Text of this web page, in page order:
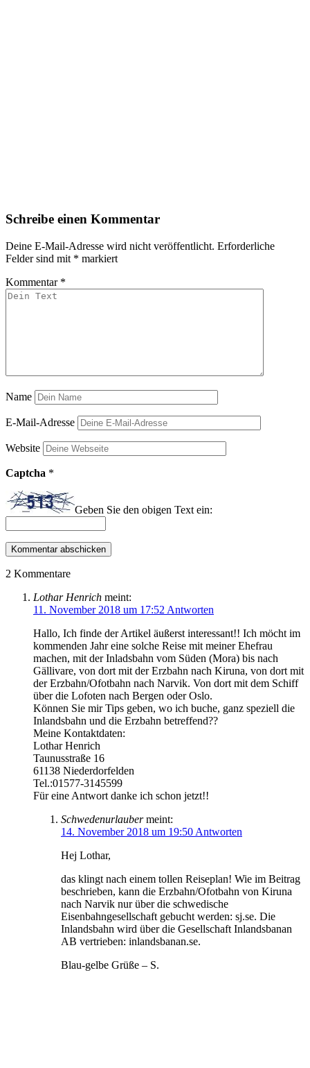
Schreibe einen Kommentar
Deine E-Mail-Adresse wird nicht veröffentlicht. Erforderliche
Felder sind mit * markiert
Kommentar *
Name
E-Mail-Adresse
Website
Captcha *
Geben Sie den obigen Text ein:
2 Kommentare
Lothar Henrich meint:
11. November 2018 um 17:52Antworten
Hallo, Ich finde der Artikel äußerst interessant!! Ich möcht im
kommenden Jahr eine solche Reise mit meiner Ehefrau
machen, mit der Inladsbahn vom Süden (Mora) bis nach
Gällivare, von dort mit der Erzbahn nach Kiruna, von dort mit
der Erzbahn/Ofotbahn nach Narvik. Von dort mit dem Schiff
über die Lofoten nach Bergen oder Oslo.
Können Sie mir Tips geben, wo ich buche, ganz speziell die
Inlandsbahn und die Erzbahn betreffend??
Meine Kontaktdaten:
Lothar Henrich
Taunusstraße 16
61138 Niederdorfelden
Tel.:01577-3145599
Für eine Antwort danke ich schon jetzt!!
Schwedenurlauber meint:
14. November 2018 um 19:50Antworten
Hej Lothar,
das klingt nach einem tollen Reiseplan! Wie im Beitrag
beschrieben, kann die Erzbahn/Ofotbahn von Kiruna
nach Narvik nur über die schwedische
Eisenbahngesellschaft gebucht werden: sj.se. Die
Inlandsbahn wird über die Gesellschaft Inlandsbanan
AB vertrieben: inlandsbanan.se.
Blau-gelbe Grüße – S.